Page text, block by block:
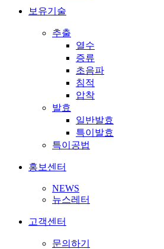
보유기술
추출
열수
증류
초음파
침적
압착
발효
일반발효
특이발효
특이공법
홍보센터
NEWS
뉴스레터
고객센터
문의하기